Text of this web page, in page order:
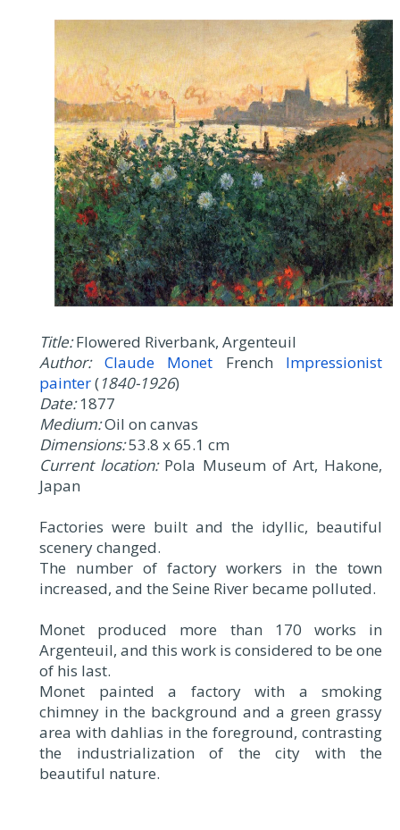
Title:Flowered Riverbank, Argenteuil
Author: Claude Monet French Impressionist
painter(1840-1926)
Date:1877
Medium:Oil on canvas
Dimensions:53.8 x 65.1 cm
Current location: Pola Museum of Art, Hakone,
Japan
Factories were built and the idyllic, beautiful
scenery changed.
The number of factory workers in the town
increased, and the Seine River became polluted.
Monet produced more than 170 works in
Argenteuil, and this work is considered to be one
of his last.
Monet painted a factory with a smoking
chimney in the background and a green grassy
area with dahlias in the foreground, contrasting
the industrialization of the city with the
beautiful nature.